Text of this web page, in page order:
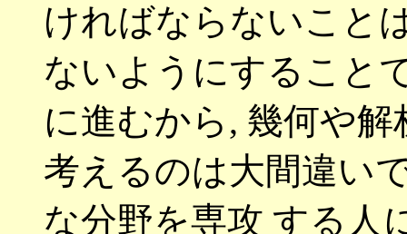
ければならないこと
ないようにすること
に進むから , 幾何や解
考えるのは大間違い
な分野を専攻 する人